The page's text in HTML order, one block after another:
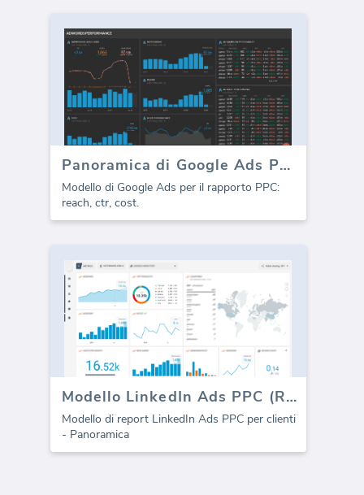
Panoramica di Google Ads PPC (Report)
Modello di Google Ads per il rapporto PPC:
reach, ctr, cost.
Modello LinkedIn Ads PPC (Report)
Modello di report LinkedIn Ads PPC per clienti
- Panoramica